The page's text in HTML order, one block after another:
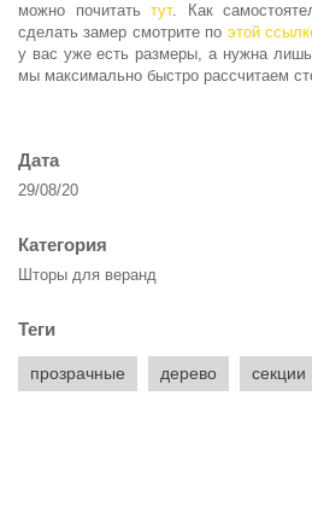
можно почитатьтут. Как
сделать замер смотрите по этой
у вас уже есть размеры, а нужна лишь
мы максимально быстро рассчитаем
Дата
29/08/20
Категория
Шторы для веранд
Теги
прозрачные дерево секции